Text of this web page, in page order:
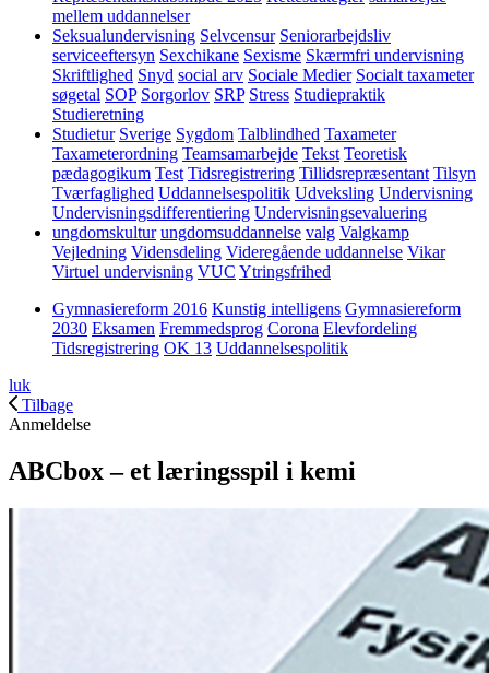
mellem uddannelser
Seksualundervisning Selvcensur Seniorarbejdsliv
serviceeftersyn Sexchikane Sexisme Skærmfri undervisning
Skriftlighed Snyd social arv Sociale Medier Socialt taxameter
søgetal SOP Sorgorlov SRP Stress Studiepraktik
Studieretning
Studietur Sverige Sygdom Talblindhed Taxameter
Taxameterordning Teamsamarbejde Tekst Teoretisk
pædagogikum Test Tidsregistrering Tillidsrepræsentant Tilsyn
Tværfaglighed Uddannelsespolitik Udveksling Undervisning
Undervisningsdifferentiering Undervisningsevaluering
ungdomskultur ungdomsuddannelse valg Valgkamp
Vejledning Vidensdeling Videregående uddannelse Vikar
Virtuel undervisning VUC Ytringsfrihed
Gymnasiereform 2016 Kunstig intelligens Gymnasiereform
2030 Eksamen Fremmedsprog Corona Elevfordeling
Tidsregistrering OK 13 Uddannelsespolitik
luk
Tilbage
Anmeldelse
ABCbox – et læringsspil i kemi